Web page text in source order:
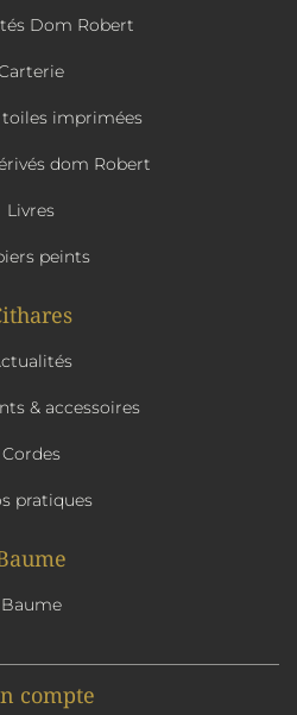
Dom Robert
toiles imprimées
dom Robert
Livres
peints
& accessoires
Cordes
pratiques
Baume
compte